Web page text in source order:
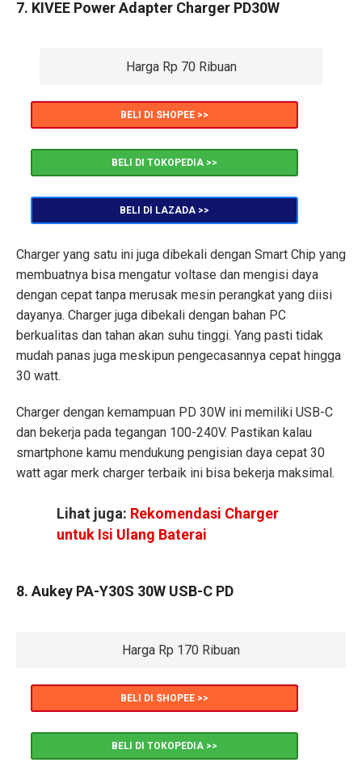
7. KIVEE Power Adapter Charger PD30W
Harga Rp 70 Ribuan
BELI DI SHOPEE >>
BELI DI TOKOPEDIA >>
BELI DI LAZADA >>
Charger yang satu ini juga dibekali dengan Smart Chip yang
membuatnya bisa mengatur voltase dan mengisi daya
dengan cepat tanpa merusak mesin perangkat yang diisi
dayanya. Charger juga dibekali dengan bahan PC
berkualitas dan tahan akan suhu tinggi. Yang pasti tidak
mudah panas juga meskipun pengecasannya cepat hingga
30 watt.
Charger dengan kemampuan PD 30W ini memiliki USB-C
dan bekerja pada tegangan 100-240V. Pastikan kalau
smartphone kamu mendukung pengisian daya cepat 30
watt agar merk charger terbaik ini bisa bekerja maksimal.
Lihat juga: Rekomendasi Charger
untuk Isi Ulang Baterai
8. Aukey PA-Y30S 30W USB-C PD
Harga Rp 170 Ribuan
BELI DI SHOPEE >>
BELI DI TOKOPEDIA >>